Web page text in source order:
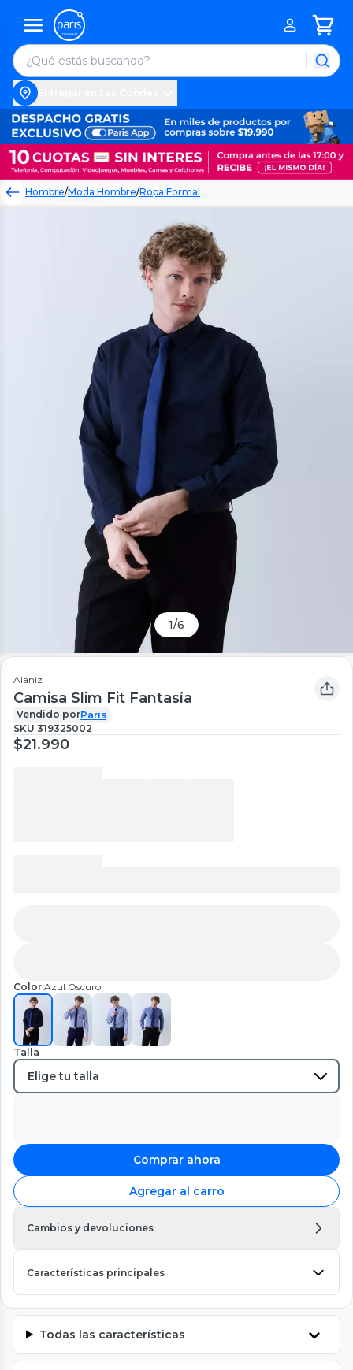
Hombre/Moda Hombre/Ropa Formal
1/6
Alaniz
Camisa Slim Fit Fantasía
Vendido porParis
SKU 319325002
$21.990
Color:Azul Oscuro
Talla
Comprar ahora
Agregar al carro
Cambios y devoluciones
Características principales
Todas las características